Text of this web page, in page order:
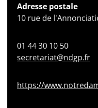
Adresse postale
10 rue de
01 44 30 10 50
secretariat@ndgp.fr
https://